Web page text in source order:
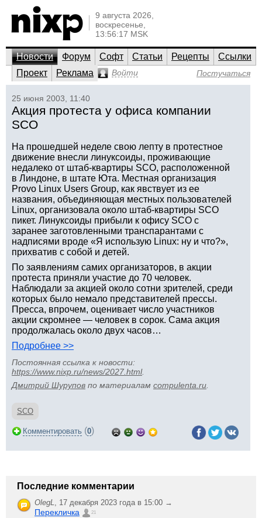
9 августа 2026,
воскресенье,
13:56:17 MSK
Новости Форум Софт Статьи Рецепты
Ссылки
Проект
Реклама Войти Постучаться
25 июня 2003, 11:40
Акция протеста у офиса компании
SCO
На прошедшей неделе свою лепту в протестное
движение внесли линуксоиды, проживающие
недалеко от штаб-квартиры SCO, расположенной
в Линдоне, в штате Юта. Местная организация
Provo Linux Users Group, как явствует из ее
названия, объединяющая местных пользователей
Linux, организовала около штаб-квартиры SCO
пикет. Линуксоиды прибыли к офису SCO с
заранее заготовленными транспарантами с
надписями вроде «Я использую Linux: ну и что?»,
прихватив с собой и детей.
По заявлениям самих организаторов, в акции
протеста приняли участие до 70 человек.
Наблюдали за акцией около сотни зрителей, среди
которых было немало представителей прессы.
Пресса, впрочем, оценивает число участников
акции скромнее — человек в сорок. Сама акция
продолжалась около двух часов…
Подробнее >>
Постоянная ссылка к новости:
https://www.nixp.ru/news/2027.html.
Дмитрий Шурупов по материалам compulenta.ru
SCO
Комментировать (0)
Последние комментарии
OlegL, 17 декабря 2023 года в 15:00 →
Перекличка 21